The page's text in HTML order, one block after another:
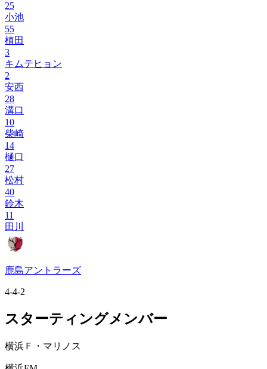
25
小池
55
植田
3
キムテヒョン
2
安西
28
溝口
10
柴崎
14
樋口
27
松村
40
鈴木
11
田川
鹿島アントラーズ
4-4-2
スターティングメンバー
横浜Ｆ・マリノス